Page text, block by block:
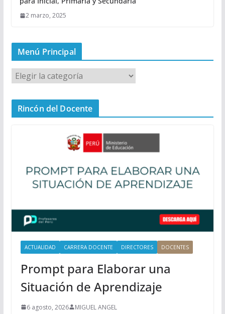
2 marzo, 2025
Menú Principal
M
n
a
Rincón del Docente
ACTUALIDAD CARRERA DOCENTE DIRECTORES DOCENTES
Prompt para Elaborar una
Situación de Aprendizaje
6 agosto, 2026 MIGUEL ANGEL